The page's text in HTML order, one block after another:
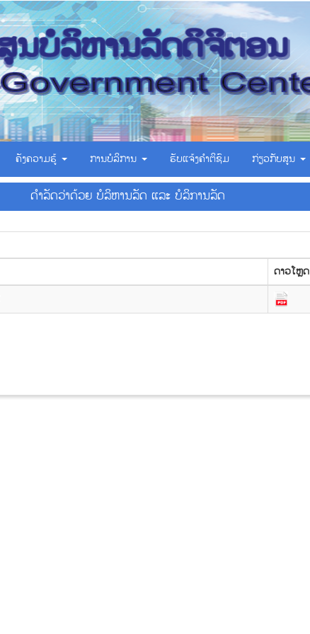
ຄັງຄວາມຮູ້ ການບໍລິການ ຮັບແຈ້ງຄຳຕິຊົມ ກ່ຽວກັບສູນ
ດຳລັດວ່າດ້ວຍ ບໍລິຫານລັດ ແລະ ບໍລິການລັດ
ດາວ​ໂຫຼດ